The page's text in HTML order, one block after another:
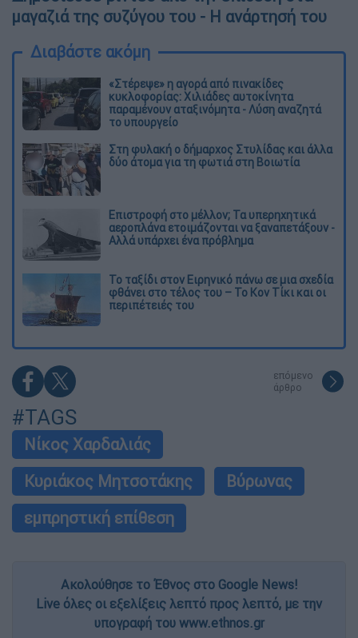
μαγαζιά της συζύγου του - Η ανάρτησή του
Διαβάστε ακόμη
«Στέρεψε» η αγορά από πινακίδες
κυκλοφορίας: Χιλιάδες αυτοκίνητα
παραμένουν αταξινόμητα - Λύση αναζητά
το υπουργείο
Στη φυλακή ο δήμαρχος Στυλίδας και άλλα
δύο άτομα για τη φωτιά στη Βοιωτία
Επιστροφή στο μέλλον; Τα υπερηχητικά
αεροπλάνα ετοιμάζονται να ξαναπετάξουν -
Αλλά υπάρχει ένα πρόβλημα
Το ταξίδι στον Ειρηνικό πάνω σε μια σχεδία
φθάνει στο τέλος του – Το Κον Τίκι και οι
περιπέτειές του
επόμενο
άρθρο
#TAGS
Νίκος Χαρδαλιάς
Κυριάκος Μητσοτάκης
Βύρωνας
εμπρηστική επίθεση
Ακολούθησε το Έθνος στο Google News!
Live όλες οι εξελίξεις λεπτό προς λεπτό, με την
υπογραφή του www.ethnos.gr